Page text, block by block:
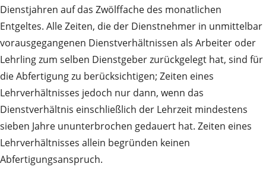
Dienstjahren auf das Zwölffache des monatlichen
Entgeltes. Alle Zeiten, die der Dienstnehmer in unmittelbar
vorausgegangenen Dienstverhältnissen als Arbeiter oder
Lehrling zum selben Dienstgeber zurückgelegt hat, sind für
die Abfertigung zu berücksichtigen; Zeiten eines
Lehrverhältnisses jedoch nur dann, wenn das
Dienstverhältnis einschließlich der Lehrzeit mindestens
sieben Jahre ununterbrochen gedauert hat. Zeiten eines
Lehrverhältnisses allein begründen keinen
Abfertigungsanspruch.